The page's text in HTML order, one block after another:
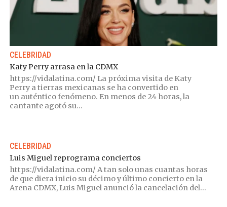
CELEBRIDAD
Katy Perry arrasa en la CDMX
https://vidalatina.com/ La próxima visita de Katy
Perry a tierras mexicanas se ha convertido en
un auténtico fenómeno. En menos de 24 horas, la
cantante agotó su...
CELEBRIDAD
Luis Miguel reprograma conciertos
https://vidalatina.com/ A tan solo unas cuantas horas
de que diera inicio su décimo y último concierto en la
Arena CDMX, Luis Miguel anunció la cancelación del...